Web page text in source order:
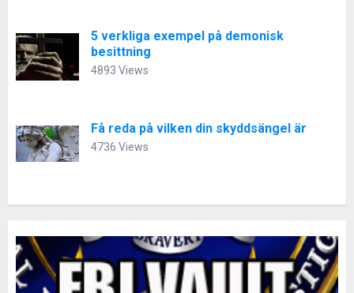
5 verkliga exempel på demonisk
besittning
4893 Views
Få reda på vilken din skyddsängel är
4736 Views